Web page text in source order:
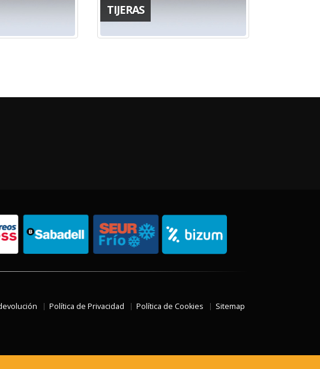
TIJERAS
Política de Privacidad Política de Cookies Sitemap